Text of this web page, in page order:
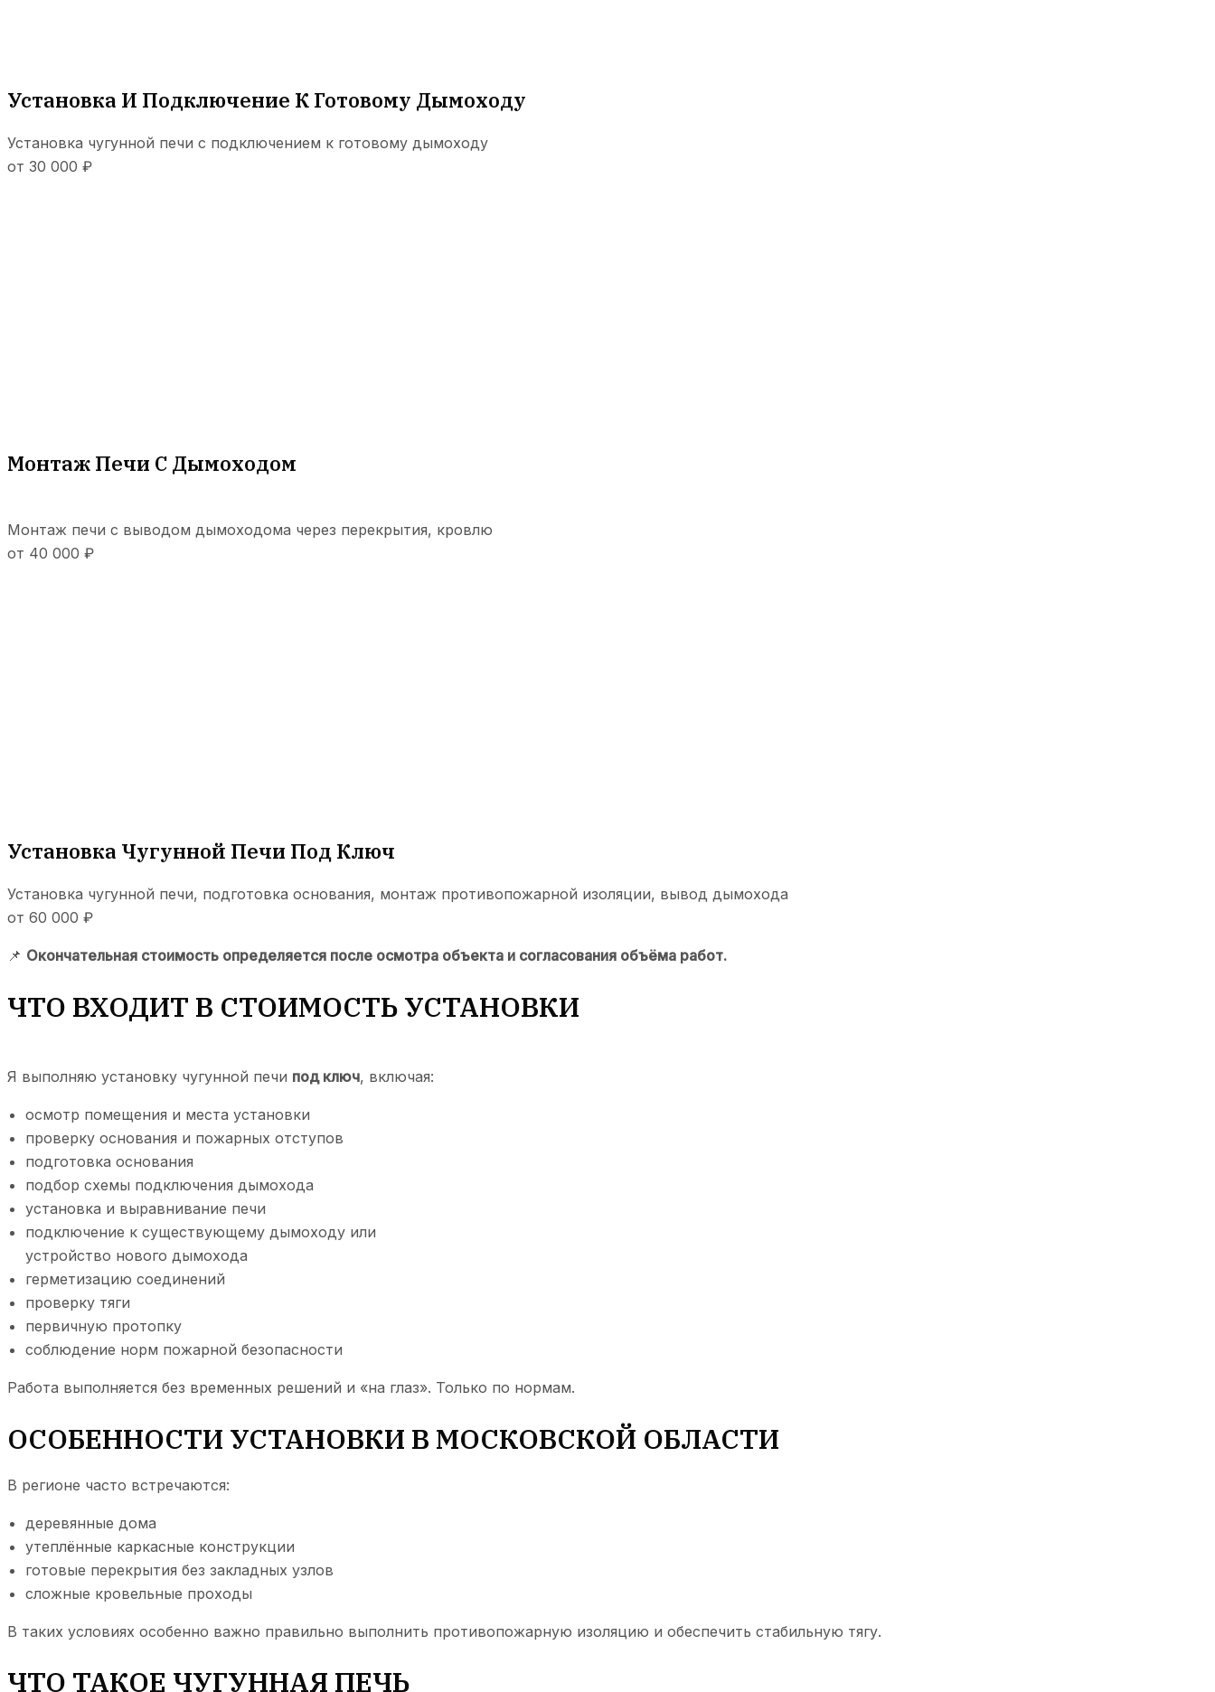
Установка И Подключение К Готовому Дымоходу
Установка чугунной печи с подключением к готовому дымоходу
от 30 000 ₽
Монтаж Печи С Дымоходом
Монтаж печи с выводом дымоходома через перекрытия, кровлю
от 40 000 ₽
Установка Чугунной Печи Под Ключ
Установка чугунной печи, подготовка основания, монтаж противопожарной изоляции, вывод дымохода
от 60 000 ₽
📌 Окончательная стоимость определяется после осмотра объекта и согласования объёма работ.
ЧТО ВХОДИТ В СТОИМОСТЬ УСТАНОВКИ
Я выполняю установку чугунной печи под ключ, включая:
осмотр помещения и места установки
проверку основания и пожарных отступов
подготовка основания
подбор схемы подключения дымохода
установка и выравнивание печи
подключение к существующему дымоходу или
устройство нового дымохода
герметизацию соединений
проверку тяги
первичную протопку
соблюдение норм пожарной безопасности
Работа выполняется без временных решений и «на глаз». Только по нормам.
ОСОБЕННОСТИ УСТАНОВКИ В МОСКОВСКОЙ ОБЛАСТИ
В регионе часто встречаются:
деревянные дома
утеплённые каркасные конструкции
готовые перекрытия без закладных узлов
сложные кровельные проходы
В таких условиях особенно важно правильно выполнить противопожарную изоляцию и обеспечить стабильную тягу.
ЧТО ТАКОЕ ЧУГУННАЯ ПЕЧЬ